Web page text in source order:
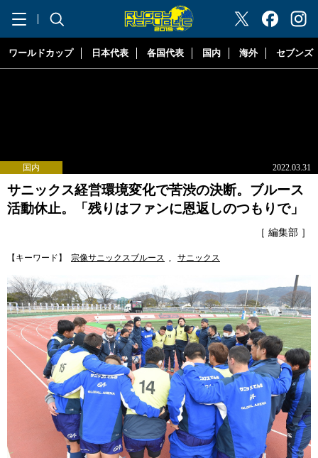
"ラグビーリパブリック"
ワールドカップ 日本代表 各国代表 国内 海外 セブンズ
国内 2022.03.31
サニックス経営環境変化で苦渋の決断。ブルース
活動休止。「残りはファンに恩返しのつもりで」
［ 編集部 ］
【キーワード】 宗像サニックスブルース , サニックス